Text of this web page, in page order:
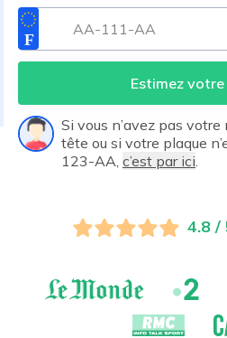
Estimez
Si vous n’avez pas
tête ou si votre plaque
123-AA, c’est par ici
4.8 /